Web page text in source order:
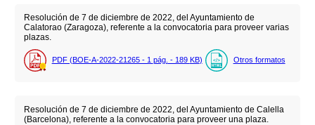
Resolución de 7 de diciembre de 2022, del Ayuntamiento de
Calatorao (Zaragoza), referente a la convocatoria para proveer varias
plazas.
PDF (BOE-A-2022-21265 - 1 pág. - 189 KB) Otros formatos
Resolución de 7 de diciembre de 2022, del Ayuntamiento de Calella
(Barcelona), referente a la convocatoria para proveer una plaza.